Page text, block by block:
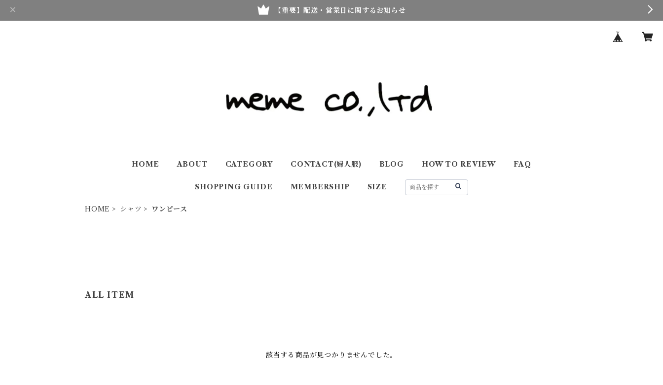
【重要】配送・営業日に関するお知らせ
HOME ABOUT CATEGORY CONTACT(婦人服) BLOG HOW TO REVIEW FAQ
SHOPPING GUIDE MEMBERSHIP SIZE
HOME シャツ ワンピース
ALL ITEM
該当する商品が見つかりませんでした。